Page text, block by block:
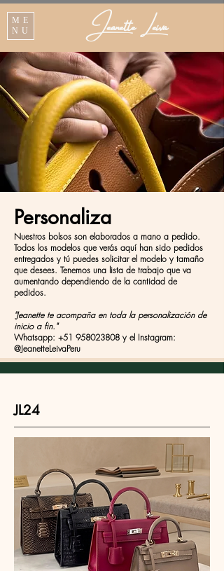
ME
NU
Jeanette Leiva
Personaliza
Nuestros bolsos son elaborados a mano a pedido.
Todos los modelos que verás aquí han sido pedidos
entregados y tú puedes solicitar el modelo y tamaño
que desees. Tenemos una lista de trabajo que va
aumentando dependiendo de la cantidad de
pedidos.
"Jeanette te acompaña en toda la personalización de
inicio a fin."
Whatsapp: +51 958023808 y el Instagram:
@JeanetteLeivaPeru
JL24